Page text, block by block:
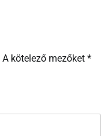
A kötelező mezőket *